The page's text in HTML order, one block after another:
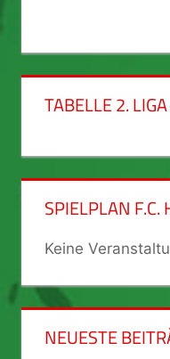
TABELLE 2. LIGA
SPIELPLAN F.C.
Keine
NEUESTE